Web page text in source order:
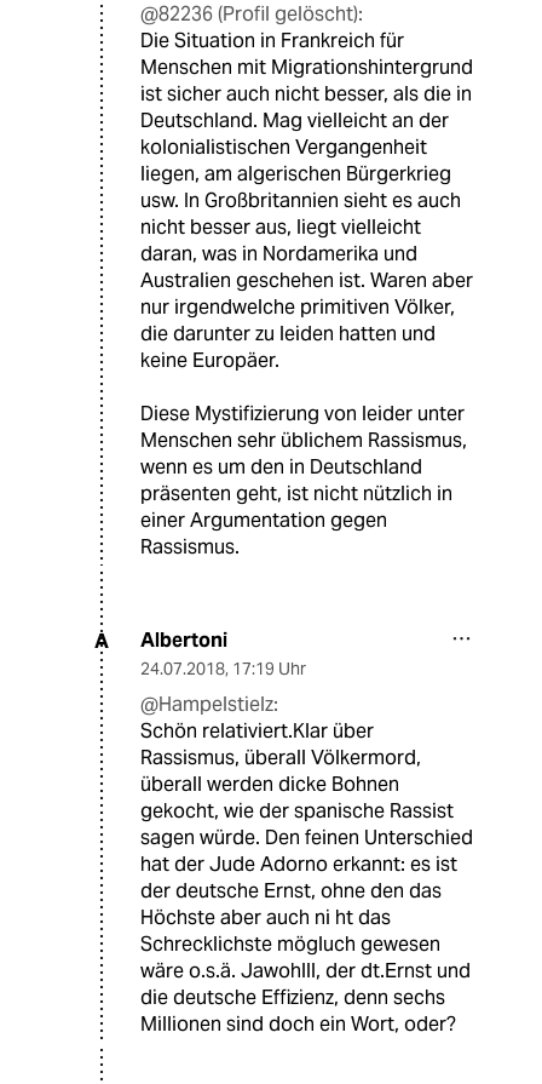
@82236 (Profil gelöscht):
Die Situation in Frankreich für
Menschen mit Migrationshintergrund
ist sicher auch nicht besser, als die in
Deutschland. Mag vielleicht an der
kolonialistischen Vergangenheit
liegen, am algerischen Bürgerkrieg
usw. In Großbritannien sieht es auch
nicht besser aus, liegt vielleicht
daran, was in Nordamerika und
Australien geschehen ist. Waren aber
nur irgendwelche primitiven Völker,
die darunter zu leiden hatten und
keine Europäer.
Diese Mystifizierung von leider unter
Menschen sehr üblichem Rassismus,
wenn es um den in Deutschland
präsenten geht, ist nicht nützlich in
einer Argumentation gegen
Rassismus.
A Albertoni
24.07.2018, 17:19 Uhr
@Hampelstielz:
Schön relativiert.Klar über
Rassismus, überall Völkermord,
überall werden dicke Bohnen
gekocht, wie der spanische Rassist
sagen würde. Den feinen Unterschied
hat der Jude Adorno erkannt: es ist
der deutsche Ernst, ohne den das
Höchste aber auch ni ht das
Schrecklichste mögluch gewesen
wäre o.s.ä. Jawohlll, der dt.Ernst und
die deutsche Effizienz, denn sechs
Millionen sind doch ein Wort, oder?